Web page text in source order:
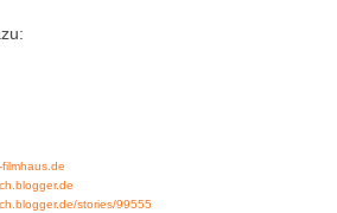
stories/99555